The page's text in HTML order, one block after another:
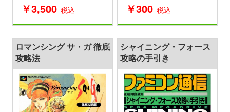
￥3,500 税込 ￥300 税込
ロマンシング サ・ガ 徹底
攻略法
シャイニング・フォース
攻略の手引き